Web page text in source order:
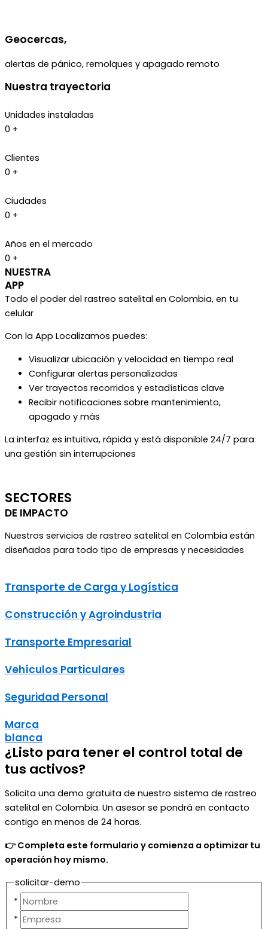
Geocercas,
alertas de pánico, remolques y apagado remoto
Nuestra trayectoria
Unidades instaladas
0 +
Clientes
0 +
Ciudades
0 +
Años en el mercado
0 +
NUESTRA
APP
Todo el poder del rastreo satelital en Colombia, en tu
celular
Con la App Localizamos puedes:
Visualizar ubicación y velocidad en tiempo real
Configurar alertas personalizadas
Ver trayectos recorridos y estadísticas clave
Recibir notificaciones sobre mantenimiento,
apagado y más
La interfaz es intuitiva, rápida y está disponible 24/7 para
una gestión sin interrupciones
SECTORES
DE IMPACTO
Nuestros servicios de rastreo satelital en Colombia están
diseñados para todo tipo de empresas y necesidades
Transporte de Carga y Logística
Construcción y Agroindustria
Transporte Empresarial
Vehículos Particulares
Seguridad Personal
Marca
blanca
¿Listo para tener el control total de
tus activos?
Solicita una demo gratuita de nuestro sistema de rastreo
satelital en Colombia. Un asesor se pondrá en contacto
contigo en menos de 24 horas.
👉 Completa este formulario y comienza a optimizar tu
operación hoy mismo.
solicitar-demo
*
*